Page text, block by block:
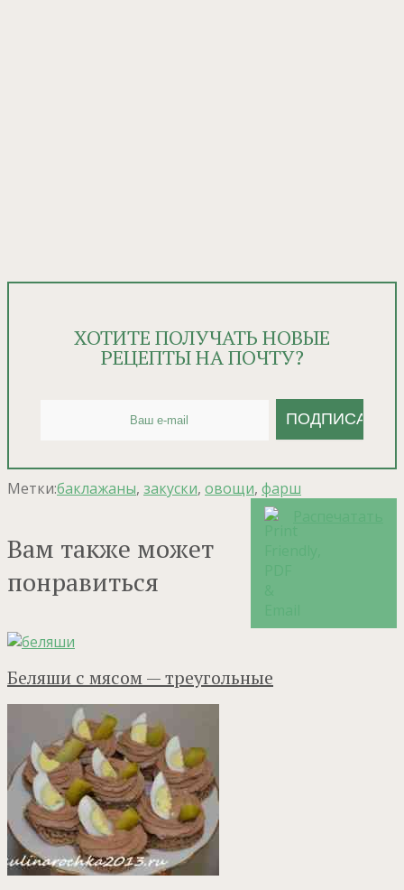
ХОТИТЕ ПОЛУЧАТЬ НОВЫЕ
РЕЦЕПТЫ НА ПОЧТУ?
Метки:баклажаны, закуски, овощи, фарш
Вам также может
понравиться
Беляши с мясом — треугольные